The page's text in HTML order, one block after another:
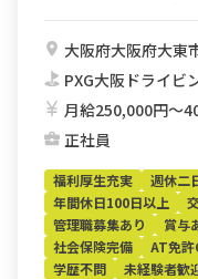
大阪府大阪府大東
PXG大阪ドライビ
月給250,000円〜
正社員
福利厚生充実 週休二
年間休日100日以上
管理職募集あり
賞与
社会保険完備
AT免
学歴不問
未経験者歓